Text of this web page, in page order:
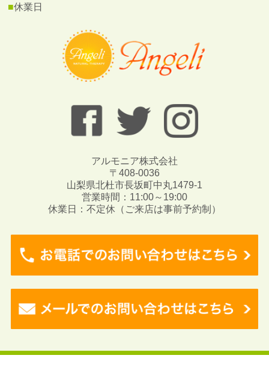
■休業日
アルモニア株式会社
〒408-0036
山梨県北杜市長坂町中丸1479-1
営業時間：11:00～19:00
休業日：不定休（ご来店は事前予約制）